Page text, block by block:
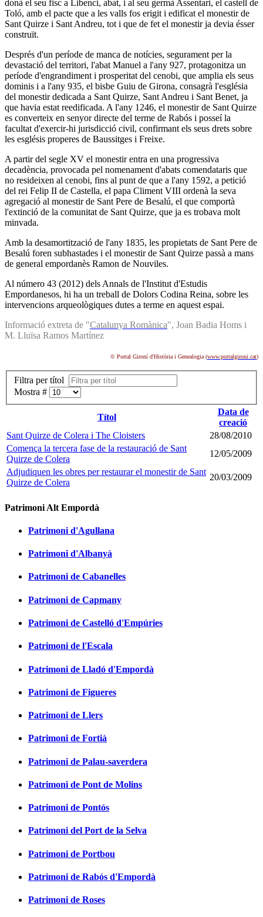
donà el seu fisc a Libenci, abat, i al seu germà Assentari, el castell de
Toló, amb el pacte que a les valls fos erigit i edificat el monestir de
Sant Quirze i Sant Andreu, tot i que de fet el monestir ja devia ésser
construït.
Després d'un període de manca de notícies, segurament per la
devastació del territori, l'abat Manuel a l'any 927, protagonitza un
període d'engrandiment i prosperitat del cenobi, que amplia els seus
dominis i a l'any 935, el bisbe Guiu de Girona, consagrà l'església
del monestir dedicada a Sant Quirze, Sant Andreu i Sant Benet, ja
que havia estat reedificada. A l'any 1246, el monestir de Sant Quirze
es converteix en senyor directe del terme de Rabós i posseí la
facultat d'exercir-hi jurisdicció civil, confirmant els seus drets sobre
les esglésis properes de Baussitges i Freixe.
A partir del segle XV el monestir entra en una progressiva
decadència, provocada pel nomenament d'abats comendataris que
no resideixen al cenobi, fins al punt de que a l'any 1592, a petició
del rei Felip II de Castella, el papa Climent VIII ordenà la seva
agregació al monestir de Sant Pere de Besalú, el que comportà
l'extinció de la comunitat de Sant Quirze, que ja es trobava molt
minvada.
Amb la desamortització de l'any 1835, les propietats de Sant Pere de
Besalú foren subhastades i el monestir de Sant Quirze passà a mans
de general empordanès Ramon de Nouviles.
Al número 43 (2012) dels Annals de l'Institut d'Estudis
Empordanesos, hi ha un treball de Dolors Codina Reina, sobre les
intervencions arqueològiques dutes a terme en aquest espai.
Informació extreta de "Catalunya Romànica", Joan Badia Homs i
M. Lluïsa Ramos Martínez
© Portal Gironí d'Història i Genealogia (www.portalgironi.cat)
Filtra per títol
Mostra #
Títol
Data de
creació
Sant Quirze de Colera i The Cloisters
28/08/2010
Comença la tercera fase de la restauració de Sant
Quirze de Colera
12/05/2009
Adjudiquen les obres per restaurar el monestir de Sant
Quirze de Colera
20/03/2009
Patrimoni Alt Empordà
Patrimoni d'Agullana
Patrimoni d'Albanyà
Patrimoni de Cabanelles
Patrimoni de Capmany
Patrimoni de Castelló d'Empúries
Patrimoni de l'Escala
Patrimoni de Lladó d'Empordà
Patrimoni de Figueres
Patrimoni de Llers
Patrimoni de Fortià
Patrimoni de Palau-saverdera
Patrimoni de Pont de Molins
Patrimoni de Pontós
Patrimoni del Port de la Selva
Patrimoni de Portbou
Patrimoni de Rabós d'Empordà
Patrimoni de Roses